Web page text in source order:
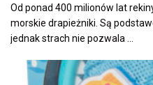
Od ponad 400 milionów lat
morskie drapieżniki. Są
jednak strach nie pozwala ...